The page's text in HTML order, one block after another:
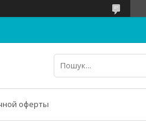
оферты